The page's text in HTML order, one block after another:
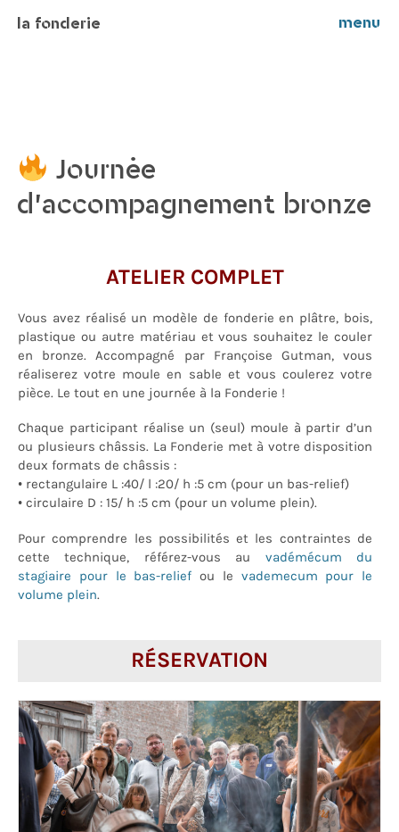
la fonderie menu
Journée
d’accompagnement bronze
ATELIER COMPLET
Vous avez réalisé un modèle de fonderie en plâtre, bois,
plastique ou autre matériau et vous souhaitez le couler
en bronze. Accompagné par Françoise Gutman, vous
réaliserez votre moule en sable et vous coulerez votre
pièce. Le tout en une journée à la Fonderie !
Chaque participant réalise un (seul) moule à partir d’un
ou plusieurs châssis. La Fonderie met à votre disposition
deux formats de châssis :
• rectangulaire L :40/ l :20/ h :5 cm (pour un bas-relief)
• circulaire D : 15/ h :5 cm (pour un volume plein).
Pour comprendre les possibilités et les contraintes de
cette technique, référez-vous au vadémécum du
stagiaire pour le bas-relief ou le vademecum pour le
volume plein.
RÉSERVATION